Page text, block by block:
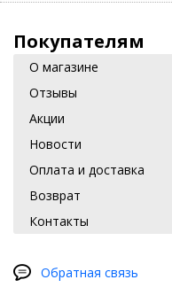
Покупателям
О магазине
Отзывы
Акции
Новости
Оплата и доставка
Возврат
Контакты
Обратная связь